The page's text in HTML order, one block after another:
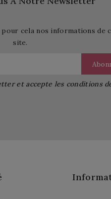
cela nos informations de
site.
et accepte les conditions